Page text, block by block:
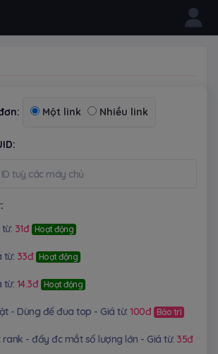
Một link Nhiều link
31đ Hoạt động
từ: 33đ Hoạt động
từ: 14.3đ Hoạt động
- Dùng để đua top - Giá từ: 100đ Bảo trì
rank - đẩy đc mắt số lượng lớn - Giá từ: 35đ